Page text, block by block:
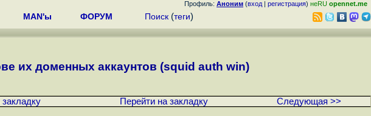
Профиль: Аноним (вход | регистрация) неRU opennet.me
MAN'ы ФОРУМ Поиск (теги)
их доменных аккаунтов (squid auth win)
Перейти на закладку Следующая >>